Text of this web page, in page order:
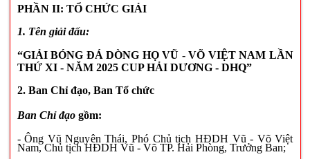
PHẦN II: TỔ CHỨC GIẢI
1. Tên giải đấu:
“GIẢI BÓNG ĐÁ DÒNG HỌ VŨ - VÕ VIỆT NAM LẦN
THỨ XI - NĂM 2025 CUP HẢI DƯƠNG - DHQ”
2. Ban Chỉ đạo, Ban Tổ chức
Ban Chỉ đạogồm:
- Ông Vũ Nguyên Thái, Phó Chủ tịch HĐDH Vũ - Võ Việt
Nam, Chủ tịch HĐDH Vũ - Võ TP. Hải Phòng, Trưởng Ban;